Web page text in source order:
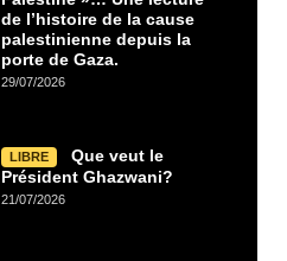
de l’histoire de la cause
palestinienne depuis la
porte de Gaza.
29/07/2026
LIBRE
Que veut le
Président Ghazwani?
21/07/2026